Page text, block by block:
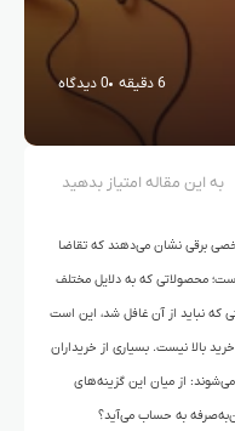
6 دقیقه 0 دیدگاه
به این مقاله امتیاز بدهید
بازار لوازم شخصی برقی نشان می‌دهند که تقاضا
محصولاتی که به دلایل مختلف
که نباید از آن غافل شد، این است
بالا نیست. بسیاری از خریداران
می‌شوند: از میان این گزینه‌های
به حساب می‌آید؟